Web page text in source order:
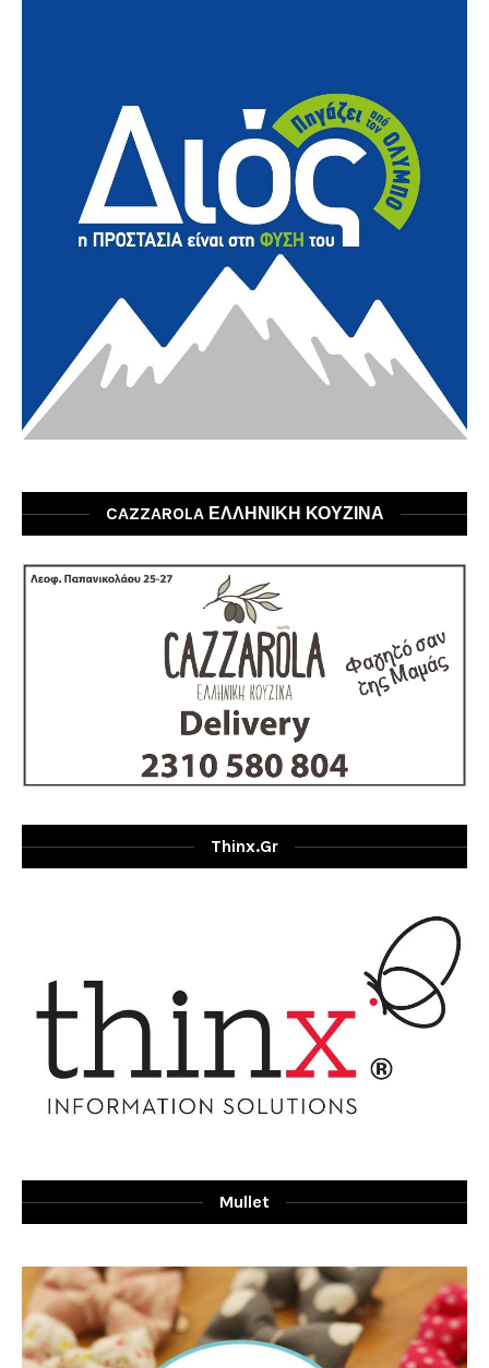
CAZZAROLA ΕΛΛΗΝΙΚΗ ΚΟΥΖΙΝΑ
Thinx.gr
Mullet